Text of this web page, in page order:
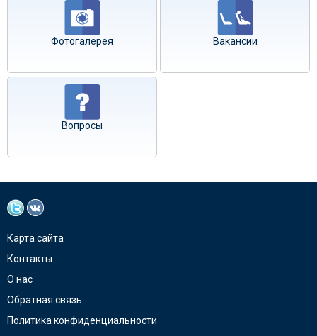
Фотогалерея Вакансии
Вопросы
Карта сайта
Контакты
О нас
Обратная связь
Политика конфиденциальности